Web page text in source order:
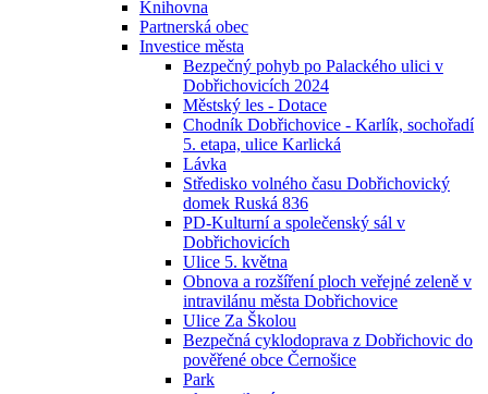
Knihovna
Partnerská obec
Investice města
Bezpečný pohyb po Palackého ulici v
Dobřichovicích 2024
Městský les - Dotace
Chodník Dobřichovice - Karlík, sochořadí
5. etapa, ulice Karlická
Lávka
Středisko volného času Dobřichovický
domek Ruská 836
PD-Kulturní a společenský sál v
Dobřichovicích
Ulice 5. května
Obnova a rozšíření ploch veřejné zeleně v
intravilánu města Dobřichovice
Ulice Za Školou
Bezpečná cyklodoprava z Dobřichovic do
pověřené obce Černošice
Park